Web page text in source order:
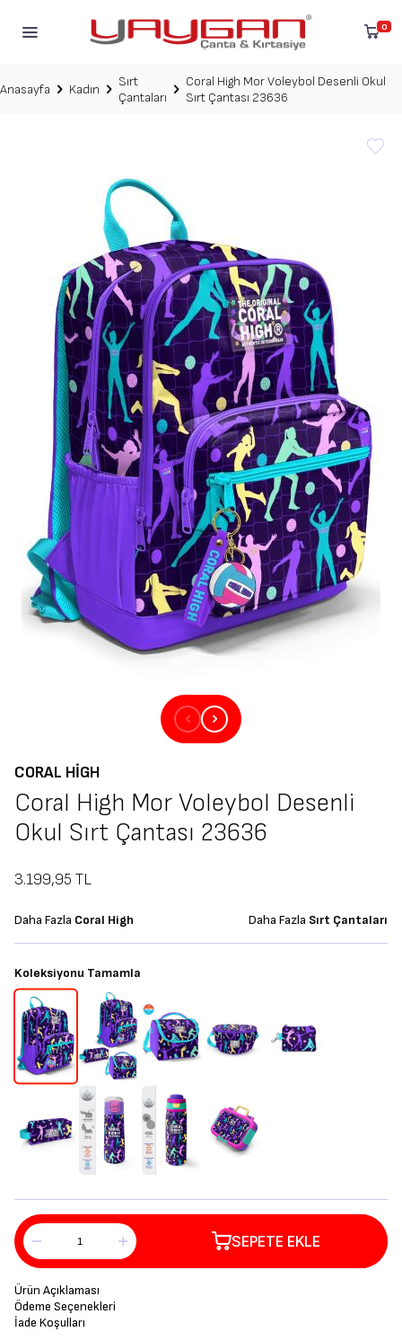
0
Anasayfa Kadın
Sırt
Çantaları
Coral High Mor Voleybol Desenli Okul
Sırt Çantası 23636
CORAL HIGH
Coral High Mor Voleybol Desenli
Okul Sırt Çantası 23636
3.199,95 TL
Daha Fazla Coral High Daha Fazla Sırt Çantaları
Koleksiyonu Tamamla
SEPETE EKLE
Ürün Açıklaması
Ödeme Seçenekleri
İade Koşulları